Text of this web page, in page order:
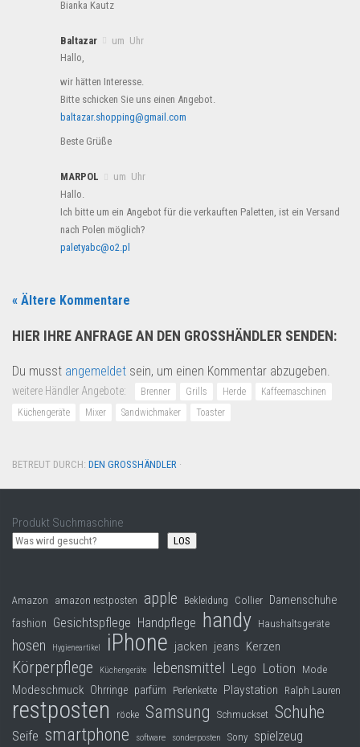
Bianka Kautz
Baltazar
um Uhr
Hallo,
wir hätten Interesse.
Bitte schicken Sie uns einen Angebot.
baltazar.shopping@gmail.com
Beste Grüße
MARPOL
um Uhr
Hallo.
Ich bitte um ein Angebot für die verkauften Paletten, ist ein Versand
nach Polen möglich?
paletyabc@o2.pl
« Ältere Kommentare
HIER IHRE ANFRAGE AN DEN GROSSHÄNDLER SENDEN:
Du musst angemeldet sein, um einen Kommentar abzugeben.
weitere Händler Angebote: Brenner Grills Herde
Kaffeemaschinen
Küchengeräte
Mixer Sandwichmaker Toaster
BETREUT DURCH: DEN GROSSHÄNDLER ·
Produkt Suchmaschine
LOS
Amazon amazon restposten apple Bekleidung Collier Damenschuhe
fashion Gesichtspflege Handpflege handy Haushaltsgeräte
hosen Hygieneartikel iPhone jacken jeans Kerzen
Körperpflege Küchengeräte lebensmittel Lego Lotion Mode
Modeschmuck Ohrringe parfüm Perlenkette Playstation Ralph Lauren
restposten röcke Samsung Schmuckset Schuhe
Seife smartphone software sonderposten Sony spielzeug